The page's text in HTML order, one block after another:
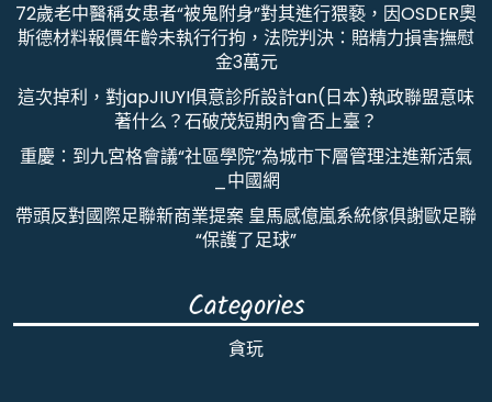
72歲老中醫稱女患者“被鬼附身”對其進行猥褻，因OSDER奧
斯德材料報價年齡未執行行拘，法院判決：賠精力損害撫慰
金3萬元
這次掉利，對japJIUYI俱意診所設計an(日本)執政聯盟意味
著什么？石破茂短期內會否上臺？
重慶：到九宮格會議“社區學院”為城市下層管理注進新活氣
_中國網
帶頭反對國際足聯新商業提案 皇馬感億嵐系統傢俱謝歐足聯
“保護了足球”
Categories
貪玩